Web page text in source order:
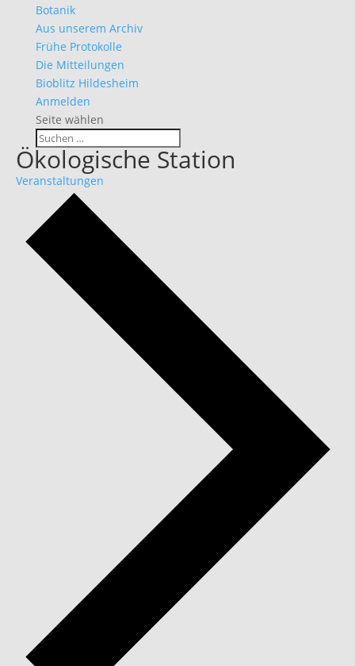
Botanik
Aus unserem Archiv
Frühe Protokolle
Die Mitteilungen
Bioblitz Hildesheim
Anmelden
Seite wählen
Ökologische Station
Veranstaltungen